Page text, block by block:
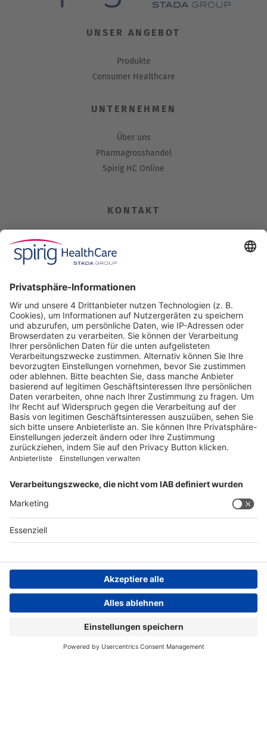
UNSER ANGEBOT
Produkte
Consumer Healthcare
UNTERNEHMEN
Über uns
Pharmagrosshandel
Spirig HC Online
KONTAKT
Industriestrasse 30
CH-4622 Egerkingen
Tel. +41 62 388 85 00
info@spirig-healthcare.ch
Pharmakovigilanz
Für Meldungen von unerwünschten Arzneimittelwirkungen zu
einem Medikament von Spirig HealthCare AG
Tel. +41 62 388 85 88
pharmacovigilance@spirig-healthcare.ch
FOLGEN SIE UNS
AGB
Datenschutzerklärung
Datenschutzhinweis
Compliance